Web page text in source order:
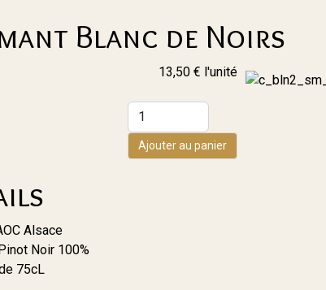
Blanc de Noirs
13,50 € l'unité
Ajouter au panier
Alsace
Noir 100%
75cL